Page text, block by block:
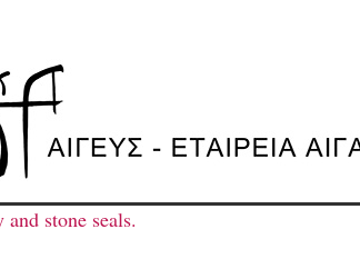
stone seals.